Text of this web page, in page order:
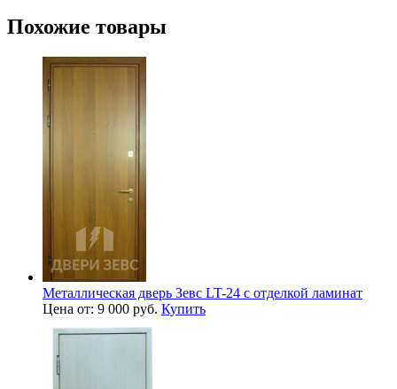
Похожие товары
Металлическая дверь Зевс LT-24 с отделкой ламинат
Цена от: 9 000 руб. Купить